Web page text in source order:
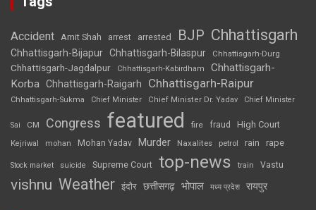
Accident Amit Shah arrest arrested BJP Chhattisgarh
Chhattisgarh-Bijapur Chhattisgarh-Bilaspur Chhattisgarh-Durg
Chhattisgarh-Jagdalpur Chhattisgarh-Kabirdham
Chhattisgarh-
Korba Chhattisgarh-Raigarh Chhattisgarh-Raipur
Chhattisgarh-Sukma Chief Minister Chief Minister Dr. Yadav Chief Minister
Sai CM Congress featured fire fraud High Court
Kejriwal mohan Mohan Yadav Murder Naxalites petrol rain rape
Stock market suicide Supreme Court top-news train Vastu
vishnu Weather इंदौर छत्तीसगढ़ भोपाल मध्य प्रदेश रायपुर